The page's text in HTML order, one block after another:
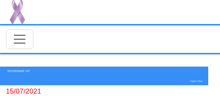
SOCIEDADE GP
Ângelo Caffaro
15/07/2021